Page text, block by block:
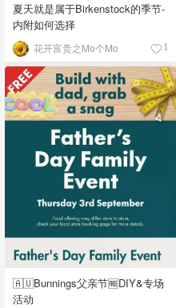
夏天就是属于Birkenstock的季节-
内附如何选择
花开富贵之Mo个Mo 1
🇦🇺Bunnings父亲节🆓DIY&专场
活动